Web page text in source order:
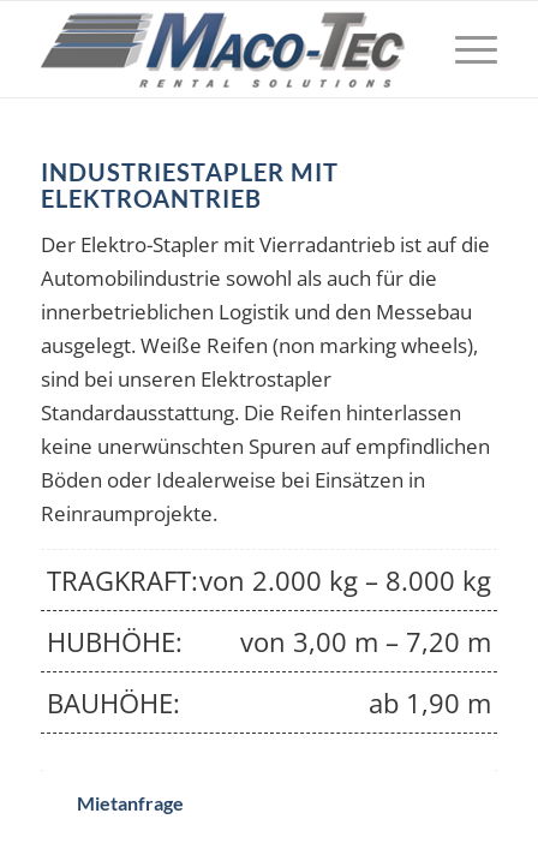
INDUSTRIESTAPLER MIT
ELEKTROANTRIEB
Der Elektro-Stapler mit Vierradantrieb ist auf die
Automobilindustrie sowohl als auch für die
innerbetrieblichen Logistik und den Messebau
ausgelegt. Weiße Reifen (non marking wheels),
sind bei unseren Elektrostapler
Standardausstattung. Die Reifen hinterlassen
keine unerwünschten Spuren auf empfindlichen
Böden oder Idealerweise bei Einsätzen in
Reinraumprojekte.
TRAGKRAFT:von 2.000 kg – 8.000 kg
HUBHÖHE:
von 3,00 m – 7,20 m
BAUHÖHE:
ab 1,90 m
Mietanfrage